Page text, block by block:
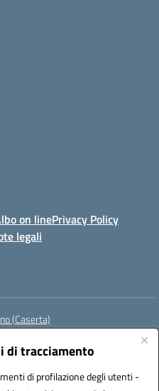
di tracciamento
di profilazione degli utenti -
on linePrivacy Policy
legali
(Caserta)